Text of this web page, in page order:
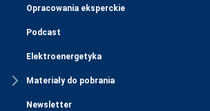
Opracowania eksperckie
Podcast
Elektroenergetyka
Materiały do pobrania
Newsletter